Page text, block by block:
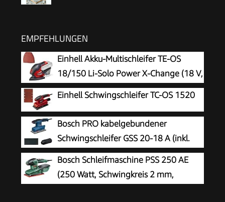
EMPFEHLUNGEN
Einhell Akku-Multischleifer TE-OS
18/150 Li-Solo Power X-Change (18 V,
Li-Ion, 24 000 min-1, 1.6 mm
Schwingkreis, Staubfangbox,
Staubabsaugadapter, ohne Akku und Ladegerät)
Einhell Schwingschleifer TC-OS 1520
Bosch PRO kabelgebundener
Schwingschleifer GSS 20-18 A (inkl.
Staubbeutel, Schleifplatte)
Bosch Schleifmaschine PSS 250 AE
(250 Watt, Schwingkreis 2 mm,